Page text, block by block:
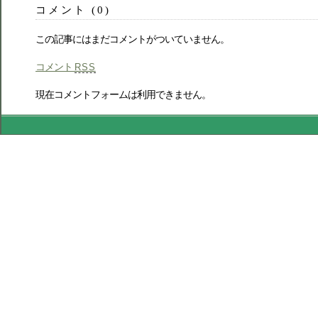
コメント (0)
この記事にはまだコメントがついていません。
コメント RSS
現在コメントフォームは利用できません。